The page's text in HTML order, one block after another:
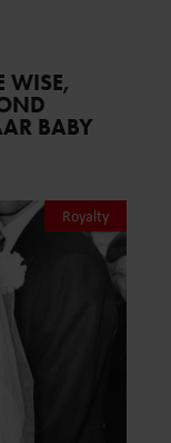
WISE,
BABY
Royalty